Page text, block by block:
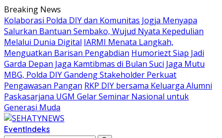
Skip
to
content
Breaking News
Kolaborasi Polda DIY dan Komunitas Jogja Menyapa
Salurkan Bantuan Sembako, Wujud Nyata Kepedulian
Melalui Dunia Digital IARMI Menata Langkah,
Menguatkan Barisan Pengabdian Humoriezt Siap Jadi
Garda Depan Jaga Kamtibmas di Bulan Suci Jaga Mutu
MBG, Polda DIY Gandeng Stakeholder Perkuat
Pengawasan Pangan RKP DIY bersama Keluarga Alumni
Paskasarjana UGM Gelar Seminar Nasional untuk
Generasi Muda
EventIndeks